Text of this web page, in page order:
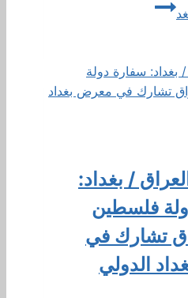
/ بغداد:
فلسطين
تشارك في
الدولي